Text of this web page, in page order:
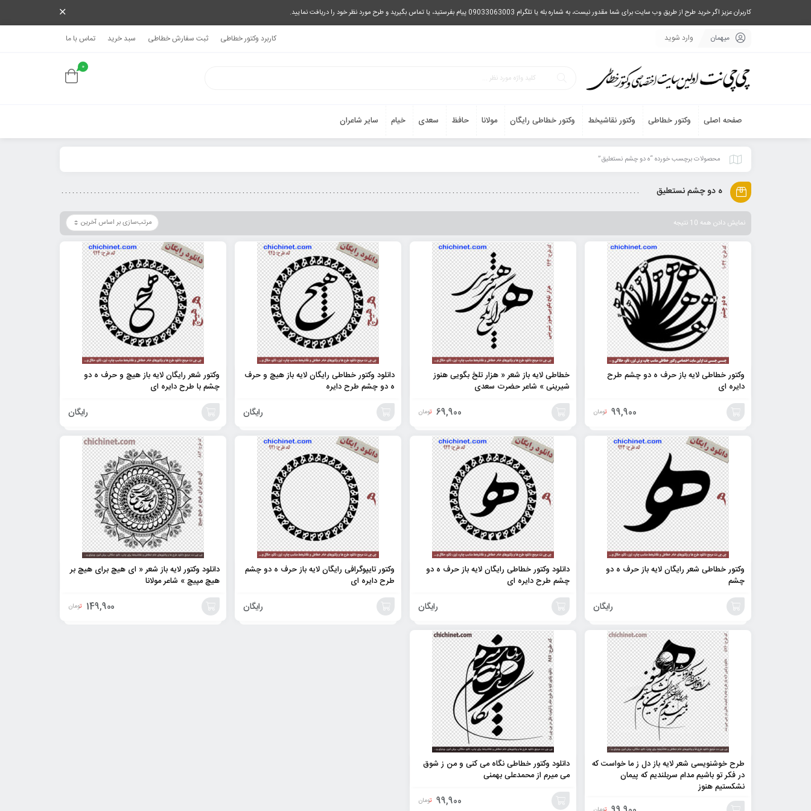
کاربران عزیز اگر خرید طرح از طریق وب سایت برای شما مقدور نیست، به شماره بله یا تلگرام 09033063003 پیام بفرستید، یا تماس بگیرید و طرح مورد نظر خود را دریافت نمایید.
میهمان وارد شوید کاربرد وکتور خطاطی ثبت سفارش خطاطی سبد خرید تماس با ما
0
صفحه اصلی وکتور خطاطی وکتور نقاشیخط وکتور خطاطی رایگان مولانا حافظ سعدی خیام سایر شاعران
محصولات برچسب خورده “ه دو چشم نستعلیق”
ه دو چشم نستعلیق
نمایش دادن همه 10 نتیجه
وکتور خطاطی لایه باز حرف ه دو چشم طرح
دایره ای
99,900 تومان
افزودن
خطاطی لایه باز شعر « هزار تلخ بگویی هنوز
شیرینی » شاعر حضرت سعدی
69,900 تومان
افزودن
دانلود وکتور خطاطی رایگان لایه باز هیچ و حرف
ه دو چشم طرح دایره
رایگان
افزودن
وکتور شعر رایگان لایه باز هیچ و حرف ه دو
چشم با طرح دایره ای
رایگان
افزودن
وکتور خطاطی شعر رایگان لایه باز حرف ه دو
چشم
رایگان
افزودن
دانلود وکتور خطاطی رایگان لایه باز حرف ه دو
چشم طرح دایره ای
رایگان
افزودن
وکتور تایپوگرافی رایگان لایه باز حرف ه دو چشم
طرح دایره ای
رایگان
دانلود وکتور لایه باز شعر « ای هیچ برای هیچ بر
هیچ مپیچ » شاعر مولانا
149,900 تومان
طرح خوشنویسی شعر لایه باز دل ز ما خواست که
در فکر تو باشیم مدام سربلندیم که پیمان
نشکستیم هنوز
دانلود وکتور خطاطی نگاه می کنی و من ز شوق
می میرم از محمدعلی بهمنی
99,900 تومان